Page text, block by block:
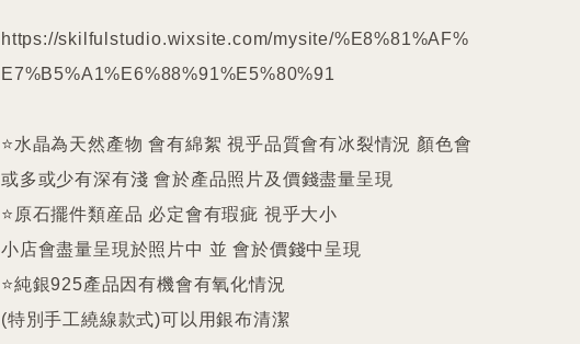
https://skilfulstudio.wixsite.com/mysite/%E8%81%AF%
E7%B5%A1%E6%88%91%E5%80%91
⭐️水晶為天然產物 會有綿絮 視乎品質會有冰裂情況 顏色會
或多或少有深有淺 會於產品照片及價錢盡量呈現
⭐️原石擺件類産品 必定會有瑕疵 視乎大小
小店會盡量呈現於照片中 並 會於價錢中呈現
⭐️純銀925產品因有機會有氧化情況
(特別手工繞線款式)可以用銀布清潔